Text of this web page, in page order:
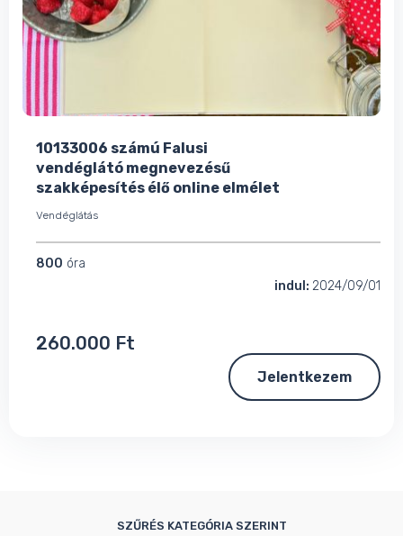
10133006 számú Falusi
vendéglátó megnevezésű
szakképesítés élő online elmélet
Vendéglátás
800 óra
indul: 2024/09/01
260.000 Ft
Jelentkezem
SZŰRÉS KATEGÓRIA SZERINT